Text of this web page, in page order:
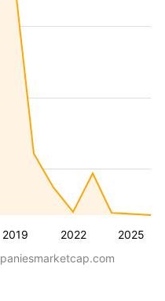
2019 2022 2025